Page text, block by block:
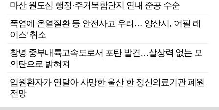
마산 원도심 행정·주거복합단지 연내 준공 수순
폭염에 온열질환 등 안전사고 우려… 양산시, '어필 레
이스' 취소
창녕 중부내륙고속도로서 포탄 발견…살상력 없는 모
의탄으로 밝혀져
입원환자가 연달아 사망한 울산 한 정신의료기관 폐원
전망